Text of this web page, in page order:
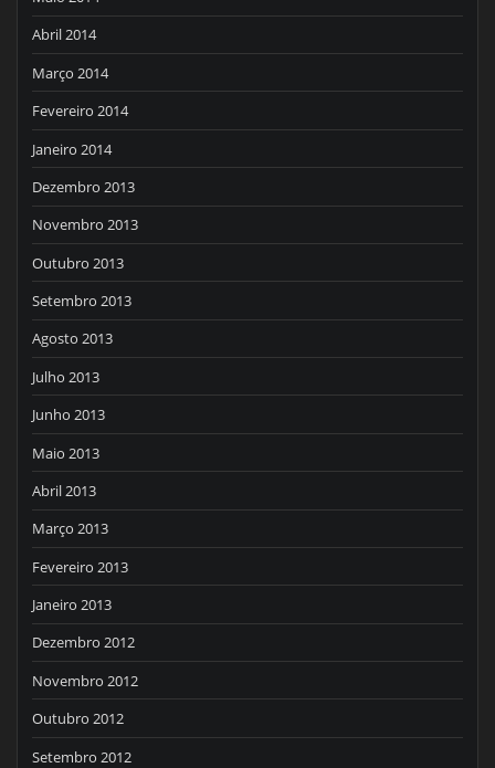
Abril 2014
Março 2014
Fevereiro 2014
Janeiro 2014
Dezembro 2013
Novembro 2013
Outubro 2013
Setembro 2013
Agosto 2013
Julho 2013
Junho 2013
Maio 2013
Abril 2013
Março 2013
Fevereiro 2013
Janeiro 2013
Dezembro 2012
Novembro 2012
Outubro 2012
Setembro 2012